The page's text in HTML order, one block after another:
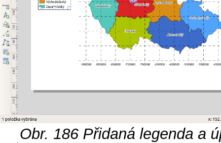
Obr. 186 Přidaná legenda a